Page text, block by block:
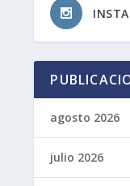
agosto 2026
julio 2026